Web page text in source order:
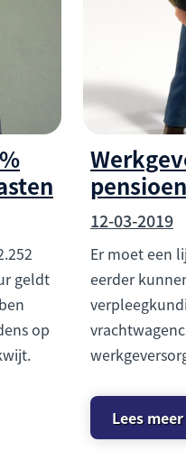
geldt
op
12-03-2019
Er moet een
eerder
Lees meer